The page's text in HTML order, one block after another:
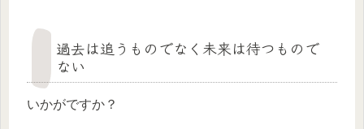
過去は追うものでなく未来は待つもので
ない
いかがですか？